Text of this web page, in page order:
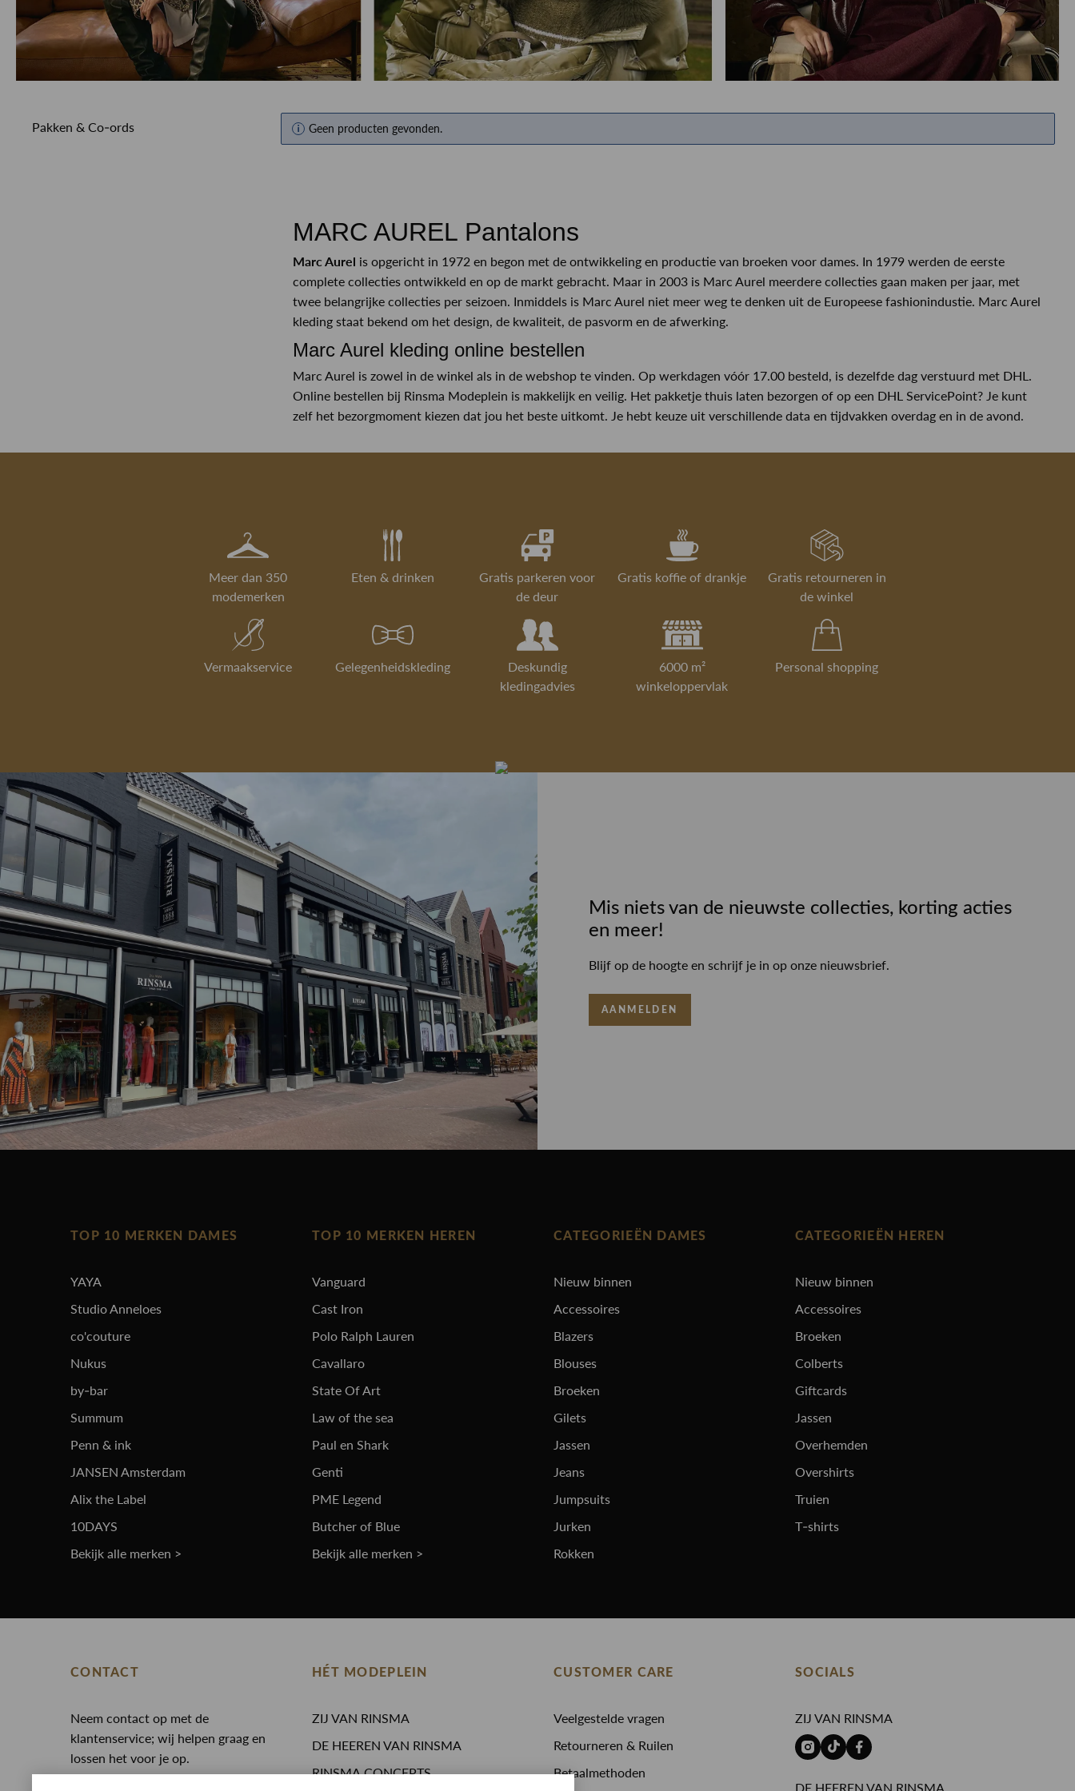
Herenkappers de Vos
ETEN & DRINKEN >
SHOP SALE
SHOP SALE
Pakken & Co-ords Geen producten gevonden.
MARC AUREL Pantalons
Marc Aurel is opgericht in 1972 en begon met de ontwikkeling en productie van broeken voor dames. In 1979 werden de eerste
complete collecties ontwikkeld en op de markt gebracht. Maar in 2003 is Marc Aurel meerdere collecties gaan maken per jaar, met
twee belangrijke collecties per seizoen. Inmiddels is Marc Aurel niet meer weg te denken uit de Europeese fashionindustie. Marc Aurel
kleding staat bekend om het design, de kwaliteit, de pasvorm en de afwerking.
Marc Aurel kleding online bestellen
Marc Aurel is zowel in de winkel als in de webshop te vinden. Op werkdagen vóór 17.00 besteld, is dezelfde dag verstuurd met DHL.
Online bestellen bij Rinsma Modeplein is makkelijk en veilig. Het pakketje thuis laten bezorgen of op een DHL ServicePoint? Je kunt
zelf het bezorgmoment kiezen dat jou het beste uitkomt. Je hebt keuze uit verschillende data en tijdvakken overdag en in de avond.
Meer dan 350
modemerken
Eten & drinken
Gratis parkeren voor
de deur
Gratis koffie of drankje
Gratis retourneren in
de winkel
Vermaakservice Gelegenheidskleding
Deskundig
kledingadvies
6000 m²
winkeloppervlak
Personal shopping
Mis niets van de nieuwste collecties, korting acties
en meer!
Blijf op de hoogte en schrijf je in op onze nieuwsbrief.
AANMELDEN
TOP 10 MERKEN DAMES
YAYA
Studio Anneloes
co'couture
Nukus
by-bar
Summum
Penn & ink
JANSEN Amsterdam
Alix the Label
10DAYS
Bekijk alle merken >
TOP 10 MERKEN HEREN
Vanguard
Cast Iron
Polo Ralph Lauren
Cavallaro
State Of Art
Law of the sea
Paul en Shark
Genti
PME Legend
Butcher of Blue
Bekijk alle merken >
CATEGORIEËN DAMES
Nieuw binnen
Accessoires
Blazers
Blouses
Broeken
Gilets
Jassen
Jeans
Jumpsuits
Jurken
Rokken
CATEGORIEËN HEREN
Nieuw binnen
Accessoires
Broeken
Colberts
Giftcards
Jassen
Overhemden
Overshirts
Truien
T-shirts
CONTACT
Neem contact op met de
klantenservice; wij helpen graag en
lossen het voor je op.
HÉT MODEPLEIN
ZIJ VAN RINSMA
DE HEEREN VAN RINSMA
RINSMA.CONCEPTS
CUSTOMER CARE
Veelgestelde vragen
Retourneren & Ruilen
Betaalmethoden
SOCIALS
ZIJ VAN RINSMA
DE HEEREN VAN RINSMA